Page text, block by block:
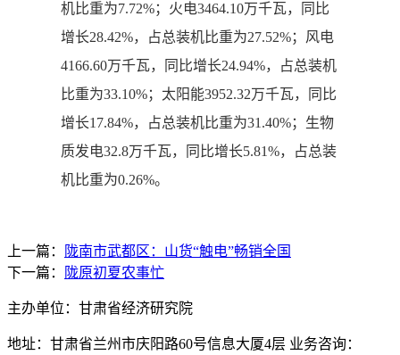
机比重为7.72%；火电3464.10万千瓦，同比
增长28.42%，占总装机比重为27.52%；风电
4166.60万千瓦，同比增长24.94%，占总装机
比重为33.10%；太阳能3952.32万千瓦，同比
增长17.84%，占总装机比重为31.40%；生物
质发电32.8万千瓦，同比增长5.81%，占总装
机比重为0.26%。
上一篇：
陇南市武都区：山货“触电”畅销全国
下一篇：
陇原初夏农事忙
主办单位：甘肃省经济研究院
地址：甘肃省兰州市庆阳路60号信息大厦4层 业务咨询：